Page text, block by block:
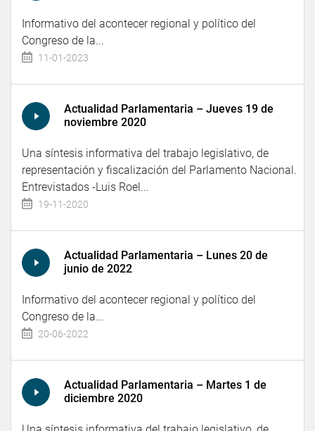
Informativo del acontecer regional y político del
Congreso de la...
11-01-2023
Actualidad Parlamentaria – Jueves 19 de
noviembre 2020
Una síntesis informativa del trabajo legislativo, de
representación y fiscalización del Parlamento Nacional.
Entrevistados -Luis Roel...
19-11-2020
Actualidad Parlamentaria – Lunes 20 de
junio de 2022
Informativo del acontecer regional y político del
Congreso de la...
20-06-2022
Actualidad Parlamentaria – Martes 1 de
diciembre 2020